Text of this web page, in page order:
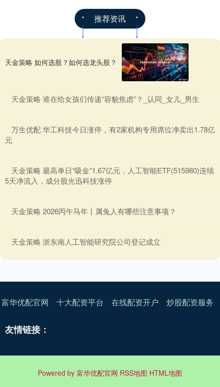
推荐资讯
天金策略 如何选股？如何选龙头股？
​天金策略 谁在给女孩们传递“容貌焦虑”？_认同_女儿_男生
​万生优配 华工科技今日涨停，有2家机构专用席位净卖出1.78亿
元
​天金策略 最高单日“吸金”1.67亿元，人工智能ETF(515980)连续
5天净流入，成分股光迅科技涨停
​天金策略 2026丙午马年丨属兔人有哪些注意事项？
​天金策略 浙东南人工智能研究院公司登记成立
富华优配官网 十大配资平台 在线配资开户 炒股配资服务
友情链接：
Powered by 富华优配官网 RSS地图 HTML地图